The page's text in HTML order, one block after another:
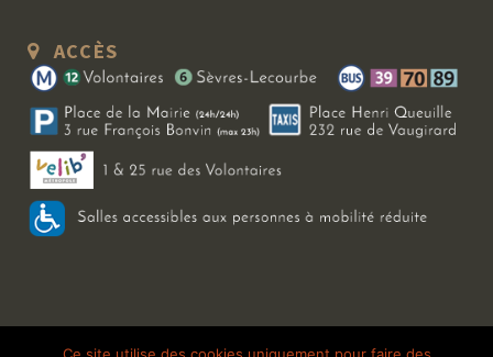
ACCÈS
Copyright 2026 Le Bal Blomet | Tous droits réservés | Mentions légales